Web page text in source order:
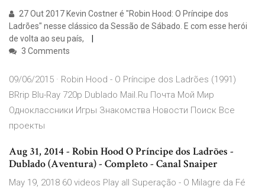
27 Out 2017 Kevin Costner é "Robin Hood: O Príncipe dos
Ladrões" nesse clássico da Sessão de Sábado. E com esse herói
de volta ao seu país,
3 Comments
09/06/2015 · Robin Hood - O Príncipe dos Ladrões (1991)
BRrip Blu-Ray 720p Dublado Mail.Ru Почта Мой Мир
Одноклассники Игры Знакомства Новости Поиск Все
проекты
Aug 31, 2014 - Robin Hood O Príncipe dos Ladrões -
Dublado (Aventura) - Completo - Canal Snaiper
May 19, 2018 60 videos Play all Superação - O Milagre da Fé